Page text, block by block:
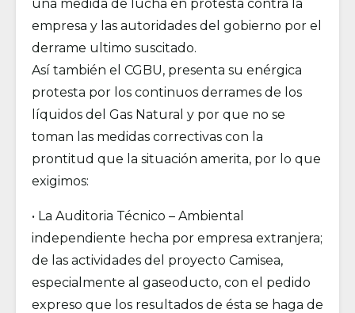
una medida de lucha en protesta contra la
empresa y las autoridades del gobierno por el
derrame ultimo suscitado.
Así también el CGBU, presenta su enérgica
protesta por los continuos derrames de los
líquidos del Gas Natural y por que no se
toman las medidas correctivas con la
prontitud que la situación amerita, por lo que
exigimos:
• La Auditoria Técnico – Ambiental
independiente hecha por empresa extranjera;
de las actividades del proyecto Camisea,
especialmente al gaseoducto, con el pedido
expreso que los resultados de ésta se haga de